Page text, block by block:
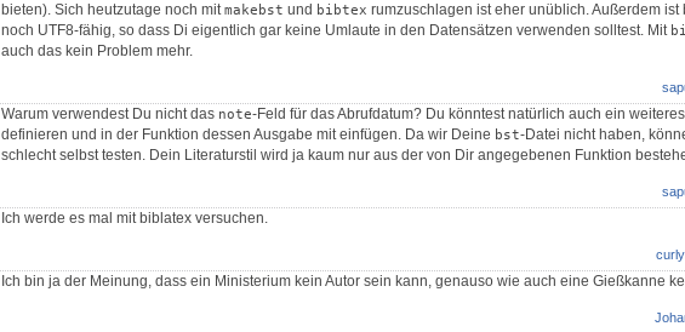
bieten). Sich heutzutage noch mitmakebst und bibtex rumzuschlagen ist eher unüblich. Außerdem ist
noch UTF8-fähig, so dass Di eigentlich gar keine Umlaute in den Datensätzen verwenden solltest. Mit
auch das kein Problem mehr.
Warum verwendest Du nicht das note-Feld für das Abrufdatum? Du könntest natürlich auch ein
definieren und in der Funktion dessen Ausgabe mit einfügen. Da wir Deine bst-Datei nicht haben,
schlecht selbst testen. Dein Literaturstil wird ja kaum nur aus der von Dir angegebenen Funktion
Ich werde es mal mit biblatex versuchen.
Ich bin ja der Meinung, dass ein Ministerium kein Autor sein kann, genauso wie auch eine Gießkanne